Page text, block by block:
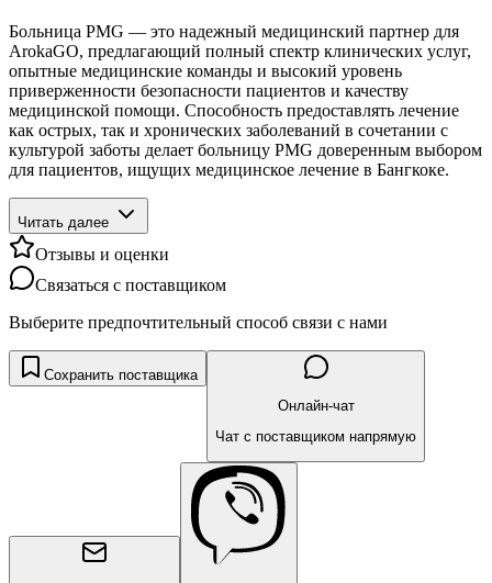
Больница PMG — это надежный медицинский партнер для
ArokaGO, предлагающий полный спектр клинических услуг,
опытные медицинские команды и высокий уровень
приверженности безопасности пациентов и качеству
медицинской помощи. Способность предоставлять лечение
как острых, так и хронических заболеваний в сочетании с
культурой заботы делает больницу PMG доверенным выбором
для пациентов, ищущих медицинское лечение в Бангкоке.
Читать далее
Отзывы и оценки
Связаться с поставщиком
Выберите предпочтительный способ связи с нами
Сохранить поставщика
Онлайн-чат
Чат с поставщиком напрямую